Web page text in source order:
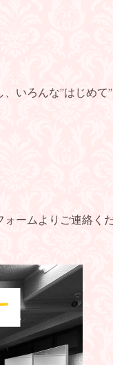
いろんな”はじめて
ォームよりご連絡く